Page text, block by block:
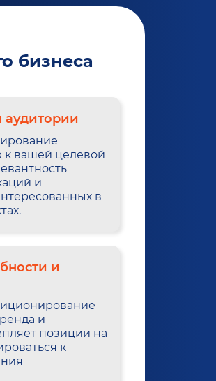
бизнеса
аудитории
к вашей целевой
и
в
и
и
позиции на
к